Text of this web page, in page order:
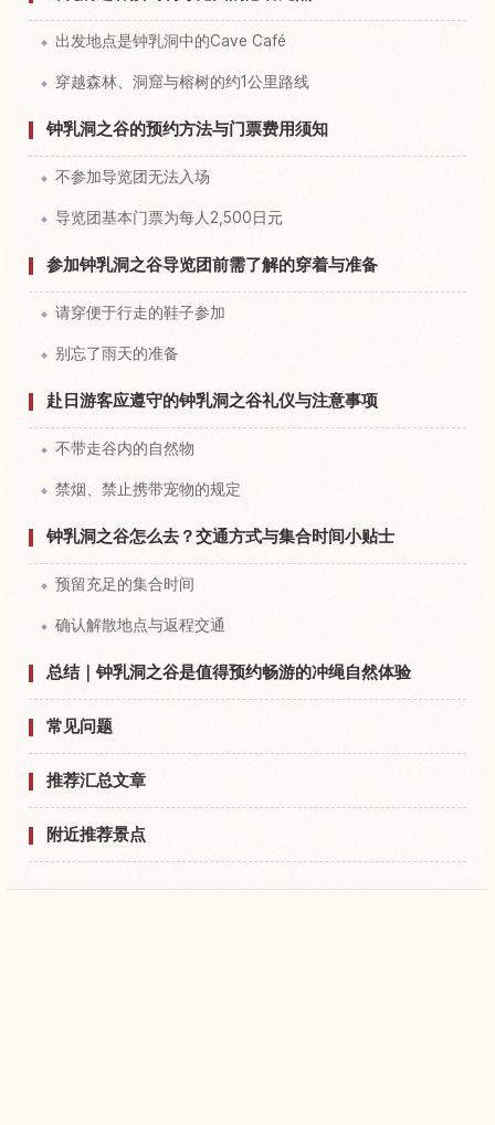
出发地点是钟乳洞中的Cave Café
穿越森林、洞窟与榕树的约1公里路线
钟乳洞之谷的预约方法与门票费用须知
不参加导览团无法入场
导览团基本门票为每人2,500日元
参加钟乳洞之谷导览团前需了解的穿着与准备
请穿便于行走的鞋子参加
别忘了雨天的准备
赴日游客应遵守的钟乳洞之谷礼仪与注意事项
不带走谷内的自然物
禁烟、禁止携带宠物的规定
钟乳洞之谷怎么去？交通方式与集合时间小贴士
预留充足的集合时间
确认解散地点与返程交通
总结｜钟乳洞之谷是值得预约畅游的冲绳自然体验
常见问题
推荐汇总文章
附近推荐景点